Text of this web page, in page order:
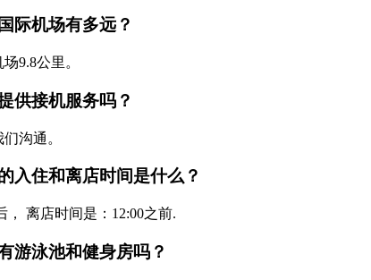
际机场有多远？
9.8公里。
供接机服务吗？
沟通。
入住和离店时间是什么？
， 离店时间是：12:00之前.
游泳池和健身房吗？